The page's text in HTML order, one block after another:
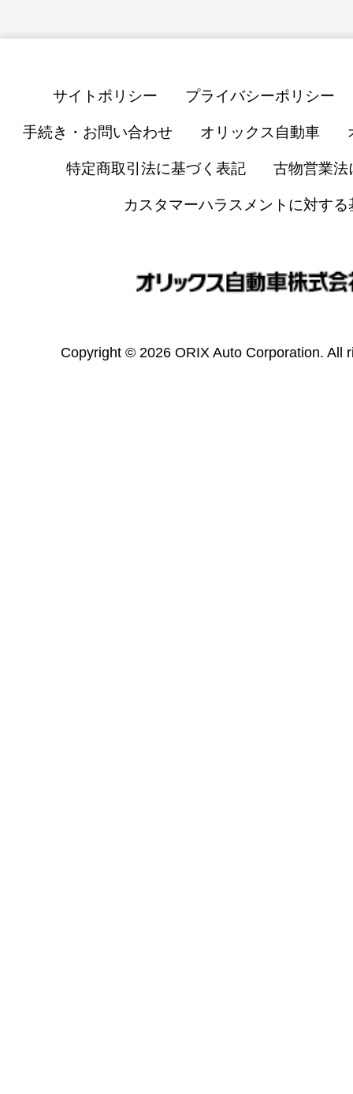
サイトポリシー プライバシーポリシー
手続き・お問い合わせ オリックス自動車
特定商取引法に基づく表記 古物営業法
カスタマーハラスメントに対する
Copyright © 2026 ORIX Auto Corporation. All